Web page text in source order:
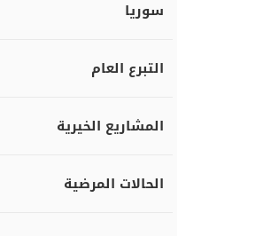
سوريا
التبرع العام
المشاريع الخيرية
الحالات المرضية